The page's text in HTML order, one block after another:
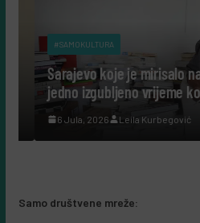
#SAMOKULTURA
Sarajevo koje je mirisalo na
jedno izgubljeno vrijeme
6 Jula, 2026 Leila Kurbegović
Samo društvene mreže: